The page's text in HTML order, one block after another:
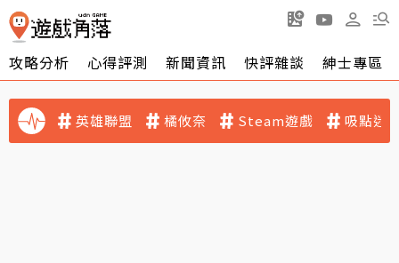
攻略分析 心得評測 新聞資訊 快評雜談 紳士專區
英雄聯盟 橘攸奈 Steam遊戲 吸點迷